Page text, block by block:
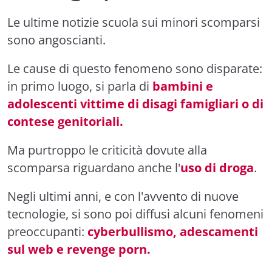
Le ultime notizie scuola sui minori scomparsi
sono angoscianti.
Le cause di questo fenomeno sono disparate:
in primo luogo, si parla di bambini e
adolescenti vittime di disagi famigliari o di
contese genitoriali.
Ma purtroppo le criticità dovute alla
scomparsa riguardano anche l'uso di droga.
Negli ultimi anni, e con l'avvento di nuove
tecnologie, si sono poi diffusi alcuni fenomeni
preoccupanti: cyberbullismo, adescamenti
sul web e revenge porn.